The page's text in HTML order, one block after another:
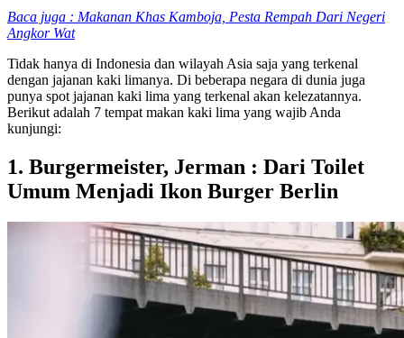
Baca juga : Makanan Khas Kamboja, Pesta Rempah Dari Negeri
Angkor Wat
Tidak hanya di Indonesia dan wilayah Asia saja yang terkenal
dengan jajanan kaki limanya. Di beberapa negara di dunia juga
punya spot jajanan kaki lima yang terkenal akan kelezatannya.
Berikut adalah 7 tempat makan kaki lima yang wajib Anda
kunjungi:
1. Burgermeister, Jerman : Dari Toilet
Umum Menjadi Ikon Burger Berlin